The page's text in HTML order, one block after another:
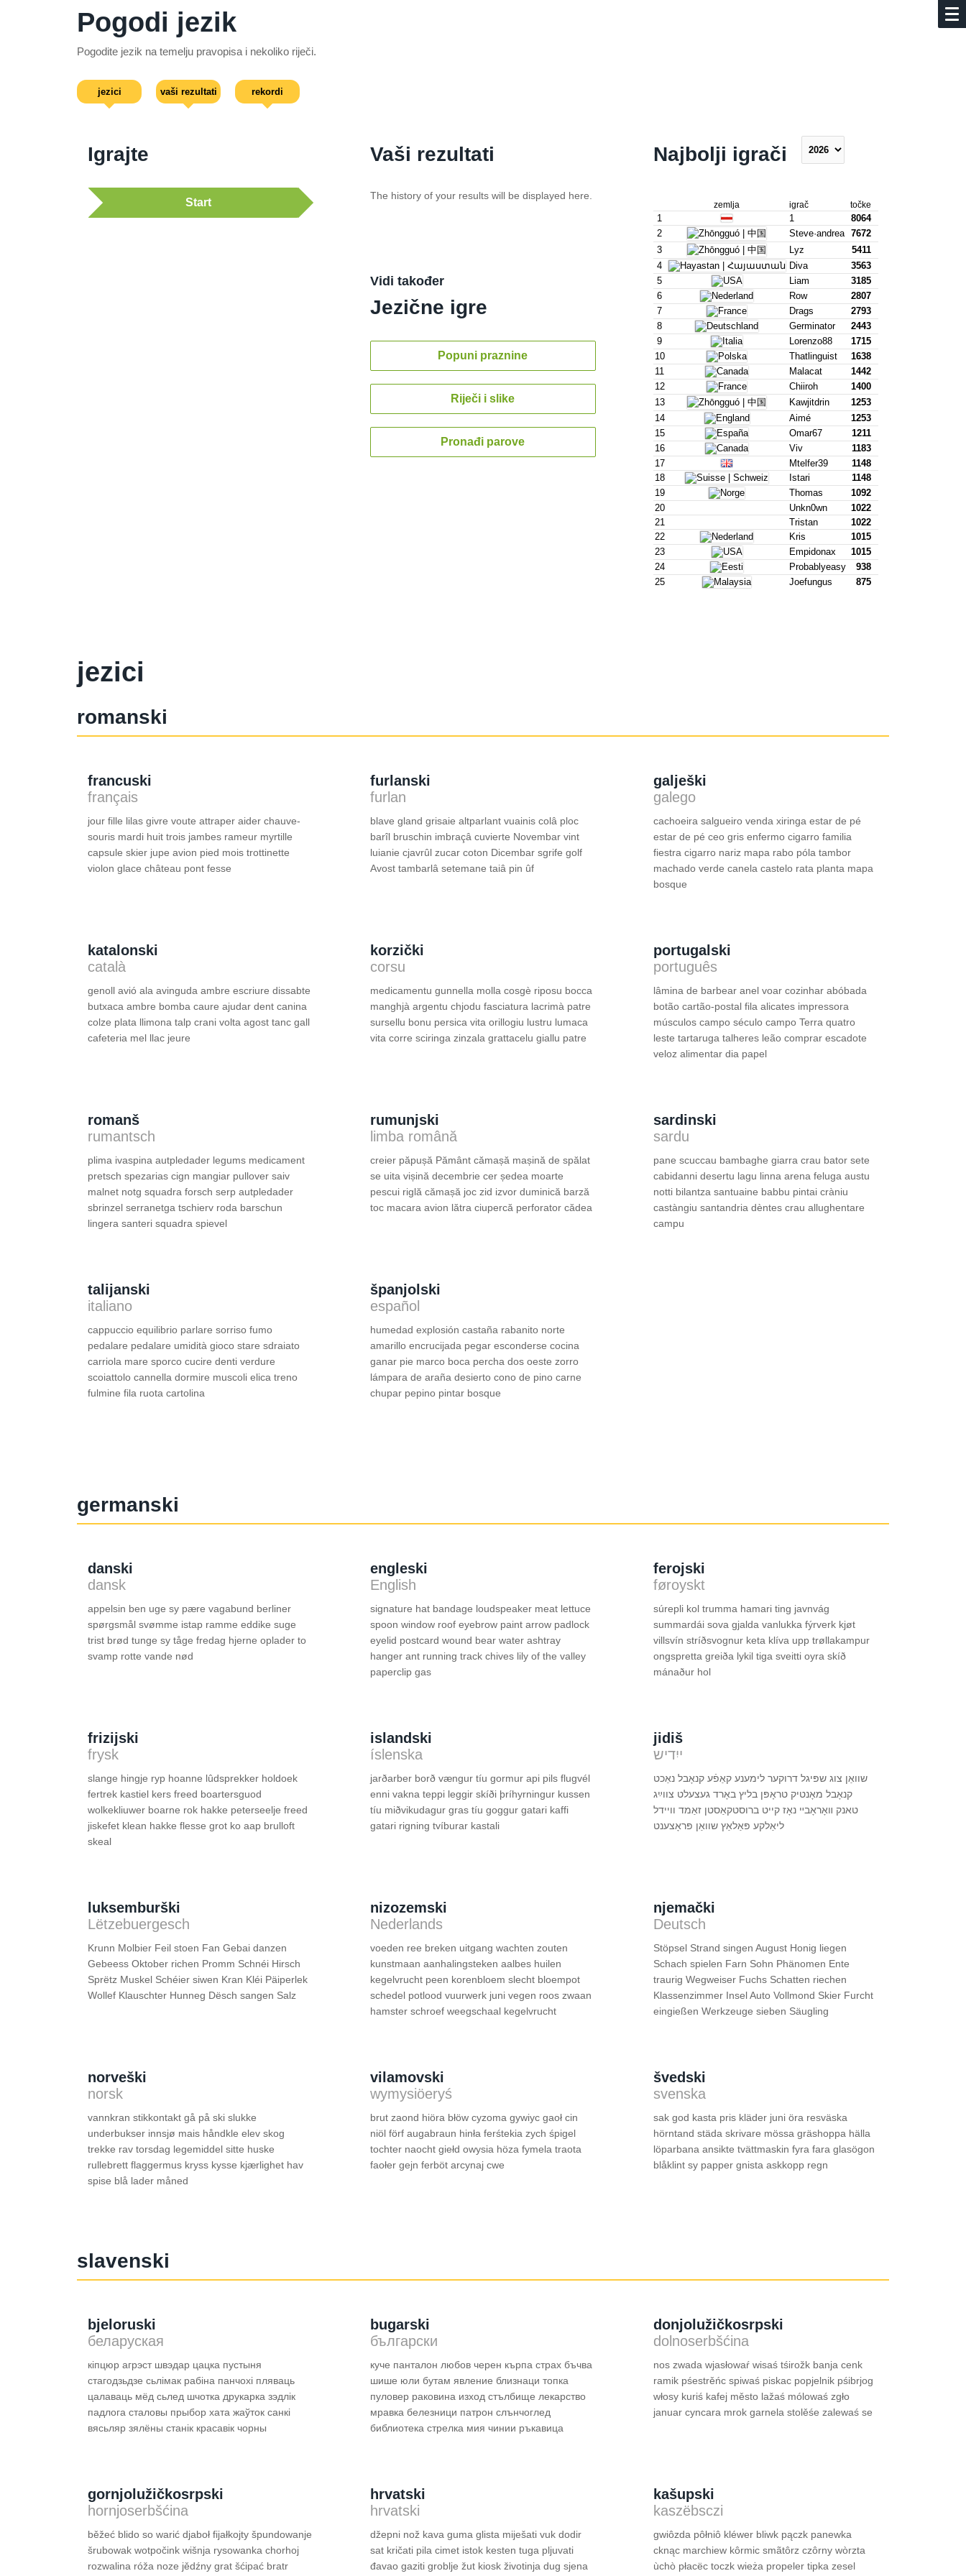
Pogodi jezik
Pogodite jezik na temelju pravopisa i nekoliko riječi.
jezici vaši rezultati rekordi
Igrajte
Start
Vaši rezultati
The history of your results will be displayed here.
Najbolji igrači
zemlja igrač točke
1 1
8064
2
Steve·andrea
7672
3
Lyz
5411
4
Diva
3563
5
Liam
3185
6
Row
2807
7
Drags
2793
8
Germinator
2443
9
Lorenzo88
1715
10
Thatlinguist
1638
11
Malacat
1442
12
Chiiroh
1400
13
Kawjitdrin
1253
14
Aimé
1253
15
Omar67
1211
16
Viv
1183
17
Mtelfer39
1148
18
Istari
1148
19
Thomas
1092
20
Unkn0wn
1022
21
Tristan
1022
22
Kris
1015
23
Empidonax
1015
24
Probablyeasy
938
25
Joefungus 875
Vidi također
Jezične igre
Popuni praznine
Riječi i slike
Pronađi parove
jezici
romanski
francuski
français
jour fille lilas givre voute attraper aider chauve-
souris mardi huit trois jambes rameur myrtille
capsule skier jupe avion pied mois trottinette
violon glace château pont fesse
furlanski
furlan
blave gland grisaie altparlant vuainis colâ ploc
barîl bruschin imbraçâ cuvierte Novembar vint
luianie cjavrûl zucar coton Dicembar sgrife golf
Avost tambarlâ setemane taiâ pin ûf
galješki
galego
cachoeira salgueiro venda xiringa estar de pé
estar de pé ceo gris enfermo cigarro familia
fiestra cigarro nariz mapa rabo póla tambor
machado verde canela castelo rata planta mapa
bosque
katalonski
català
genoll avió ala avinguda ambre escriure dissabte
butxaca ambre bomba caure ajudar dent canina
colze plata llimona talp crani volta agost tanc gall
cafeteria mel llac jeure
korzički
corsu
medicamentu gunnella molla cosgè riposu bocca
manghjà argentu chjodu fasciatura lacrimà patre
sursellu bonu persica vita orillogiu lustru lumaca
vita corre sciringa zinzala grattacelu giallu patre
portugalski
português
lâmina de barbear anel voar cozinhar abóbada
botão cartão-postal fila alicates impressora
músculos campo século campo Terra quatro
leste tartaruga talheres leão comprar escadote
veloz alimentar dia papel
romanš
rumantsch
plima ivaspina autpledader legums medicament
pretsch spezarias cign mangiar pullover saiv
malnet notg squadra forsch serp autpledader
sbrinzel serranetga tschierv roda barschun
lingera santeri squadra spievel
rumunjski
limba română
creier păpușă Pământ cămașă mașină de spălat
se uita vișină decembrie cer ședea moarte
pescui riglă cămașă joc zid izvor duminică barză
toc macara avion lătra ciupercă perforator cădea
sardinski
sardu
pane scuccau bambaghe giarra crau bator sete
cabidanni desertu lagu linna arena feluga austu
notti bilantza santuaine babbu pintai cràniu
castàngiu santandria dèntes crau allughentare
campu
talijanski
italiano
cappuccio equilibrio parlare sorriso fumo
pedalare pedalare umidità gioco stare sdraiato
carriola mare sporco cucire denti verdure
scoiattolo cannella dormire muscoli elica treno
fulmine fila ruota cartolina
španjolski
español
humedad explosión castaña rabanito norte
amarillo encrucijada pegar esconderse cocina
ganar pie marco boca percha dos oeste zorro
lámpara de araña desierto cono de pino carne
chupar pepino pintar bosque
germanski
danski
dansk
appelsin ben uge sy pære vagabund berliner
spørgsmål svømme istap ramme eddike suge
trist brød tunge sy tåge fredag hjerne oplader to
svamp rotte vande nød
engleski
English
signature hat bandage loudspeaker meat lettuce
spoon window roof eyebrow paint arrow padlock
eyelid postcard wound bear water ashtray
hanger ant running track chives lily of the valley
paperclip gas
ferojski
føroyskt
súrepli kol trumma hamari ting javnvág
summardái sova gjalda vanlukka fýrverk kjøt
villsvín stríðsvognur keta klíva upp trøllakampur
ongspretta greiða lykil tiga sveitti oyra skíð
mánaður hol
frizijski
frysk
slange hingje ryp hoanne lûdsprekker holdoek
fertrek kastiel kers freed boartersguod
wolkekliuwer boarne rok hakke peterseelje freed
jiskefet klean hakke flesse grot ko aap brulloft
skeal
islandski
íslenska
jarðarber borð vængur tíu gormur api pils flugvél
enni vakna teppi leggir skíði þríhyrningur kussen
tíu miðvikudagur gras tíu goggur gatari kaffi
gatari rigning tvíburar kastali
jidiš
ייִדיש
נאַכט‎ קנאָבל‎‎ קאַפֿע‎‎ לימענע‎‎ דרוקער‏‎ שפּיגל‎‎ שוואַן צוג‏
געצעלט צווײַג‏‎ באָרד‏‎ בליץ‏‎ טראָפּן‏‎ מאָנטיק‎ קנאָבל‎‎
ברוסטקאַסטן זאַמד וויידל‎ קייט‎‎ װאָראָבײ נאָז‏‎ טאנק
שוואַן פּראָצענט‏‎ פּאַלאַץ‏‎ ליאַלקע
luksemburški
Lëtzebuergesch
Krunn Molbier Feil stoen Fan Gebai danzen
Gebeess Oktober richen Promm Schnéi Hirsch
Sprëtz Muskel Schéier siwen Kran Kléi Päiperlek
Wollef Klauschter Hunneg Dësch sangen Salz
nizozemski
Nederlands
voeden ree breken uitgang wachten zouten
kunstmaan aanhalingsteken aalbes huilen
kegelvrucht peen korenbloem slecht bloempot
schedel potlood vuurwerk juni vegen roos zwaan
hamster schroef weegschaal kegelvrucht
njemački
Deutsch
Stöpsel Strand singen August Honig liegen
Schach spielen Farn Sohn Phänomen Ente
traurig Wegweiser Fuchs Schatten riechen
Klassenzimmer Insel Auto Vollmond Skier Furcht
eingießen Werkzeuge sieben Säugling
norveški
norsk
vannkran stikkontakt gå på ski slukke
underbukser innsjø mais håndkle elev skog
trekke rav torsdag legemiddel sitte huske
rullebrett flaggermus kryss kysse kjærlighet hav
spise blå lader måned
vilamovski
wymysiöeryś
brut zaond hiöra błöw cyzoma gywiyc gaoł cin
niöl förf augabraun hinła ferśtekia zych śpigel
tochter naocht giełd owysia höza fymela traota
faołer gejn ferböt arcynaj cwe
švedski
svenska
sak god kasta pris kläder juni öra resväska
hörntand städa skrivare mössa gräshoppa hälla
löparbana ansikte tvättmaskin fyra fara glasögon
blåklint sy papper gnista askkopp regn
slavenski
bjeloruski
беларуская
кіпцюр агрэст швэдар цацка пустыня
стагодзьдзе сьлімак рабіна панчохі пляваць
цалаваць мёд сьлед шчотка друкарка зэдлік
падлога сталовы прыбор хата жаўток санкі
вясьляр зялёны станік красавік чорны
bugarski
български
куче панталон любов черен кърпа страх бъчва
шише юли бутам явление близнаци топка
пуловер раковина изход стълбище лекарство
мравка белезници патрон слънчоглед
библиотека стрелка мия чинии ръкавица
donjo­lužičkosrpski
dolnoserbšćina
nos zwada wjasłowaŕ wisaś tśirožk banja cenk
ramik pśestrěńc spiwaś piskac popjelnik pśibrjog
włosy kuriś kafej město lažaś mólowaś zgło
januar cyncara mrok garnela stolěśe zalewaś se
gornjo­lužičkosrpski
hornjoserbšćina
běžeć blido so warić djaboł fijałkojty špundowanje
šrubowak wotpočink wišnja rysowanka chorhoj
rozwalina róža noze jědźny grat šćipać bratr
hrvatski
hrvatski
džepni nož kava guma glista miješati vuk dodir
sat kričati pila cimet istok kesten tuga pljuvati
đavao gaziti groblje žut kiosk životinja dug sjena
kašupski
kaszëbsczi
gwiôzda pôłniô kléwer bliwk pączk panewka
cknąc marchiew kôrmic smãtôrz czôrny wòrzta
ùchò płacëc toczk wieża propeler tipka zesel